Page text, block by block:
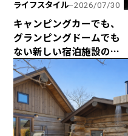
ライフスタイル 2026/07/30
キャンピングカーでも、
グランピングドームでも
ない新しい宿泊施設のカ
タチ！ 海と山に囲まれた
熊野の最新型カプセルハ
ウス「ザ・グランスイー
ト」